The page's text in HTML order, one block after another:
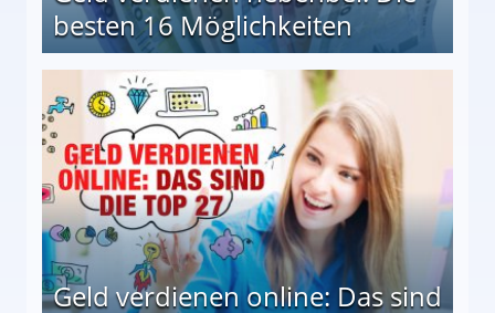
besten 16 Möglichkeiten
Geld verdienen online: Das sind